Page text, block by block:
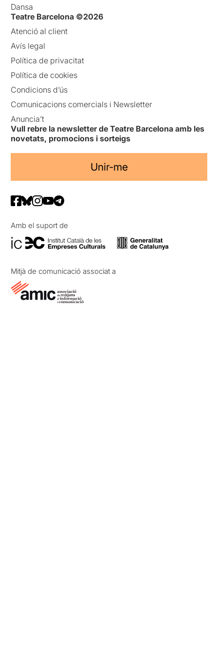
Dansa
Teatre Barcelona ©2026
Atenció al client
Avís legal
Política de privacitat
Política de cookies
Condicions d’ús
Comunicacions comercials i Newsletter
Anuncia’t
Vull rebre la newsletter de Teatre Barcelona amb les
novetats, promocions i sorteigs
Unir-me
Amb el suport de
Mitjà de comunicació associat a